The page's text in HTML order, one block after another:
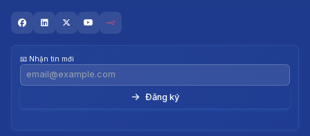
📧 Nhận tin mới
→